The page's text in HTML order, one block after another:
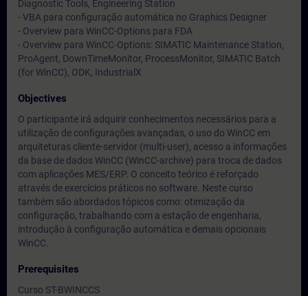
Diagnostic Tools, Engineering Station
- VBA para configuração automática no Graphics Designer
- Overview para WinCC-Options para FDA
- Overview para WinCC-Options: SIMATIC Maintenance Station,
ProAgent, DownTimeMonitor, ProcessMonitor, SIMATIC Batch
(for WinCC), ODK, IndustrialX
Objectives
O participante irá adquirir conhecimentos necessários para a
utilização de configurações avançadas, o uso do WinCC em
arquiteturas cliente-servidor (multi-user), acesso a informações
da base de dados WinCC (WinCC-archive) para troca de dados
com aplicações MES/ERP. O conceito teórico é reforçado
através de exercícios práticos no software. Neste curso
também são abordados tópicos como: otimização da
configuração, trabalhando com a estação de engenharia,
introdução à configuração automática e demais opcionais
WinCC.
Prerequisites
Curso ST-BWINCCS